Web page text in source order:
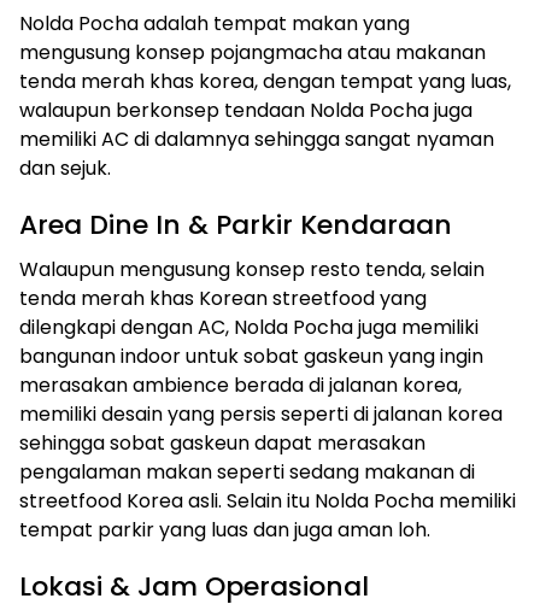
Nolda Pocha adalah tempat makan yang
mengusung konsep pojangmacha atau makanan
tenda merah khas korea, dengan tempat yang luas,
walaupun berkonsep tendaan Nolda Pocha juga
memiliki AC di dalamnya sehingga sangat nyaman
dan sejuk.
Area Dine In & Parkir Kendaraan
Walaupun mengusung konsep resto tenda, selain
tenda merah khas Korean streetfood yang
dilengkapi dengan AC, Nolda Pocha juga memiliki
bangunan indoor untuk sobat gaskeun yang ingin
merasakan ambience berada di jalanan korea,
memiliki desain yang persis seperti di jalanan korea
sehingga sobat gaskeun dapat merasakan
pengalaman makan seperti sedang makanan di
streetfood Korea asli. Selain itu Nolda Pocha memiliki
tempat parkir yang luas dan juga aman loh.
Lokasi & Jam Operasional